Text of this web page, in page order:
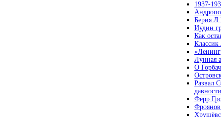
1937-
Берия
Иудин
Как
Лунная
О
Развал
давности
Ферр